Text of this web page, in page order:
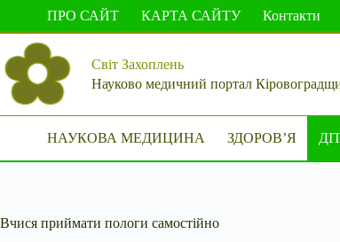
вмісту
ПРО САЙТ КАРТА САЙТУ Контакти
Світ Захоплень
Науково медичний портал
НАУКОВА МЕДИЦИНА ЗДОРОВ’Я
Вчися приймати пологи самостійно